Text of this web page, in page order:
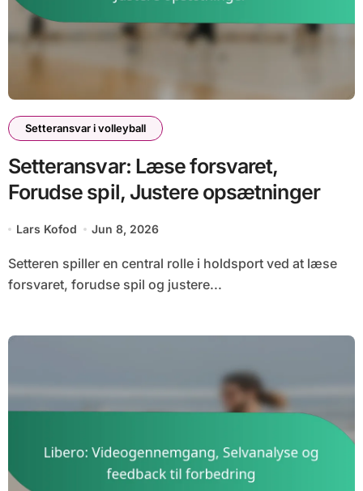
Setteransvar i volleyball
Setteransvar: Læse forsvaret,
Forudse spil, Justere opsætninger
Lars Kofod Jun 8, 2026
Setteren spiller en central rolle i holdsport ved at læse
forsvaret, forudse spil og justere...